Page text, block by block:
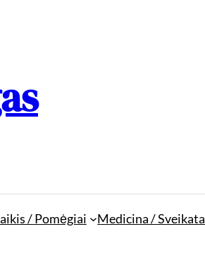
/ Pomėgiai Medicina / Sveikata